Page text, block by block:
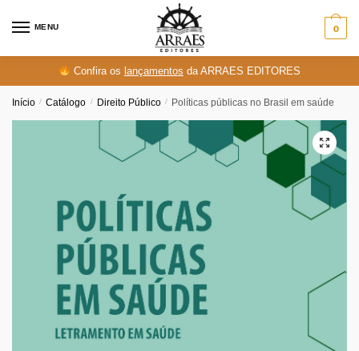
MENU 0
Confira os lançamentos da ARRAES EDITORES
Início / Catálogo / Direito Público / Políticas públicas no Brasil em saúde